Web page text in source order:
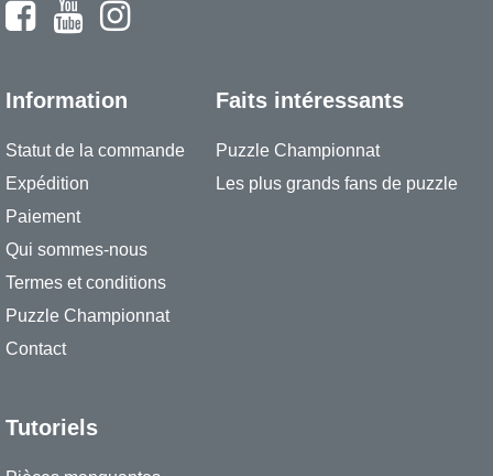
Information
Statut de la commande
Expédition
Paiement
Qui sommes-nous
Termes et conditions
Puzzle Championnat
Contact
Faits intéressants
Puzzle Championnat
Les plus grands fans de puzzle
Tutoriels